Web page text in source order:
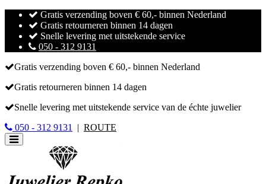
Gratis verzending boven € 60,- binnen Nederland
Gratis retourneren binnen 14 dagen
Snelle levering met uitstekende service
050 - 312 9131
Gratis verzending boven € 60,- binnen Nederland
Gratis retourneren binnen 14 dagen
Snelle levering met uitstekende service van de échte juwelier
050 - 312 9131
| ROUTE
Toggle
navigation